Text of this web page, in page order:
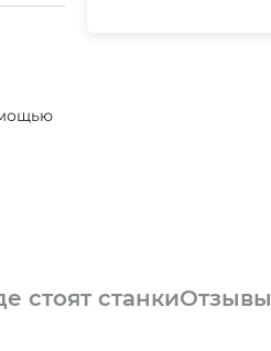
стоят станкиОтзывы